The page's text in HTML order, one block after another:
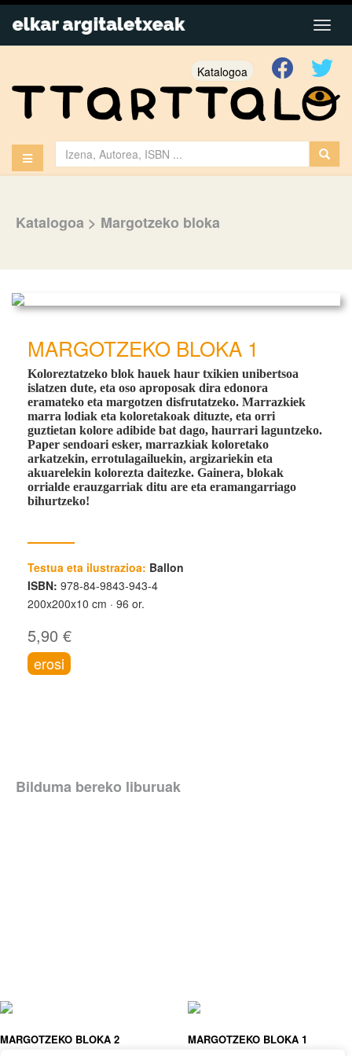
Katalogoa
Katalogoa > Margotzeko bloka
MARGOTZEKO BLOKA 1
Koloreztatzeko blok hauek haur txikien unibertsoa
islatzen dute, eta oso aproposak dira edonora
eramateko eta margotzen disfrutatzeko. Marrazkiek
marra lodiak eta koloretakoak dituzte, eta orri
guztietan kolore adibide bat dago, haurrari laguntzeko.
Paper sendoari esker, marrazkiak koloretako
arkatzekin, errotulagailuekin, argizariekin eta
akuarelekin kolorezta daitezke. Gainera, blokak
orrialde erauzgarriak ditu are eta eramangarriago
bihurtzeko!
Testua eta ilustrazioa: Ballon
ISBN: 978-84-9843-943-4
200x200x10 cm
96 or.
5,90 €
erosi
Bilduma bereko liburuak
MARGOTZEKO BLOKA 2 MARGOTZEKO BLOKA 1